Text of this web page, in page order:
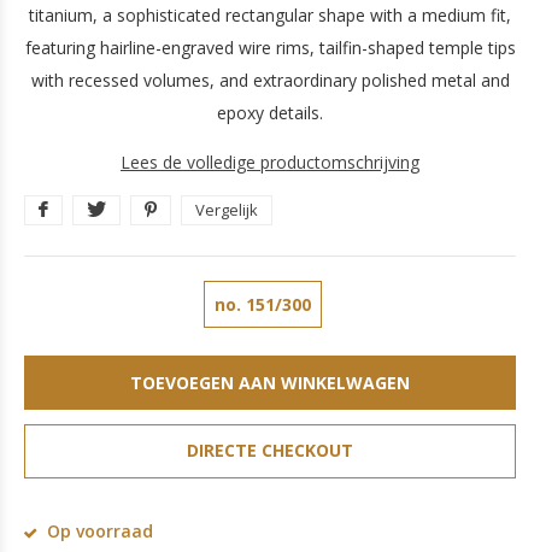
titanium, a sophisticated rectangular shape with a medium fit,
featuring hairline-engraved wire rims, tailfin-shaped temple tips
with recessed volumes, and extraordinary polished metal and
epoxy details.
Lees de volledige productomschrijving
Vergelijk
no. 151/300
TOEVOEGEN AAN WINKELWAGEN
DIRECTE CHECKOUT
Op voorraad